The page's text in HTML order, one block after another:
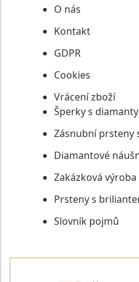
O nás
Kontakt
GDPR
Cookies
Vrácení zboží
Šperky s diamanty
Zásnubní prsteny
Diamantové
Zakázková
Prsteny s
Slovník pojmů